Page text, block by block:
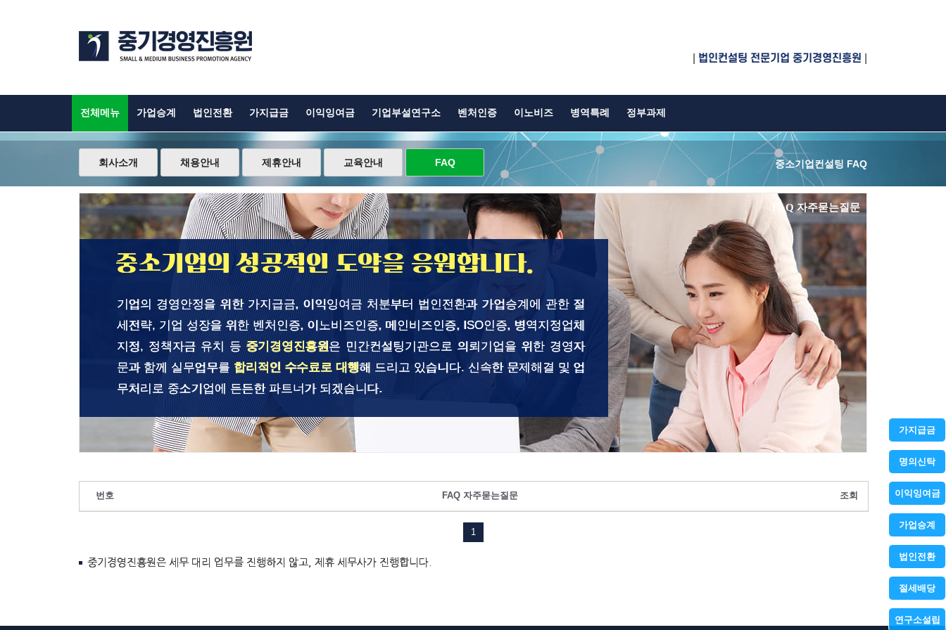
가지급금
명의신탁
이익잉여금
가업승계
법인전환
절세배당
연구소설립
법인컨설팅 전문기업 중기경영진흥원
전체메뉴 가업승계 법인전환 가지급금 이익잉여금 기업부설연구소 벤처인증 이노비즈 병역특례 정부과제
중소기업컨설팅 FAQ
회사소개 채용안내 제휴안내 교육안내 FAQ
FAQ 자주묻는질문
중소기업의 성공적인 도약을 응원합니다.
기업의 경영안정을 위한 가지급금, 이익잉여금 처분부터 법인전환과 가업승계에 관한 절
세전략, 기업 성장을 위한 벤처인증, 이노비즈인증, 메인비즈인증, ISO인증, 병역지정업체
지정, 정책자금 유치 등 중기경영진흥원은 민간컨설팅기관으로 의뢰기업을 위한 경영자
문과 함께 실무업무를 합리적인 수수료로 대행해 드리고 있습니다. 신속한 문제해결 및 업
무처리로 중소기업에 든든한 파트너가 되겠습니다.
번호 FAQ 자주묻는질문 조회
1
중기경영진흥원은 세무 대리 업무를 진행하지 않고, 제휴 세무사가 진행합니다.